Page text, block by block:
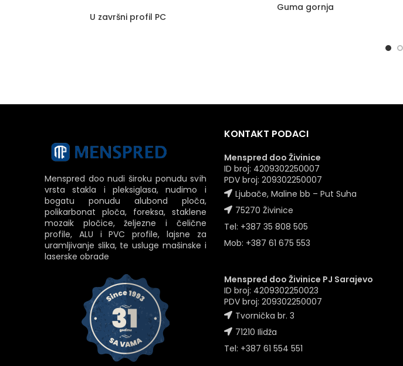
U završni profil PC
Guma gornja
Menspred doo nudi široku ponudu svih
vrsta stakla i pleksiglasa, nudimo i
bogatu ponudu alubond ploča,
polikarbonat ploča, foreksa, staklene
mozaik pločice, željezne i čelične
profile, ALU i PVC profile, lajsne za
uramljivanje slika, te usluge mašinske i
laserske obrade
KONTAKT PODACI
Menspred doo Živinice
ID broj: 4209302250007
PDV broj: 209302250007
Ljubače, Maline bb – Put Suha
75270 Živinice
Tel: +387 35 808 505
Mob: +387 61 675 553
Menspred doo Živinice PJ Sarajevo
ID broj: 4209302250023
PDV broj: 209302250007
Tvornička br. 3
71210 Ilidža
Tel: +387 61 554 551